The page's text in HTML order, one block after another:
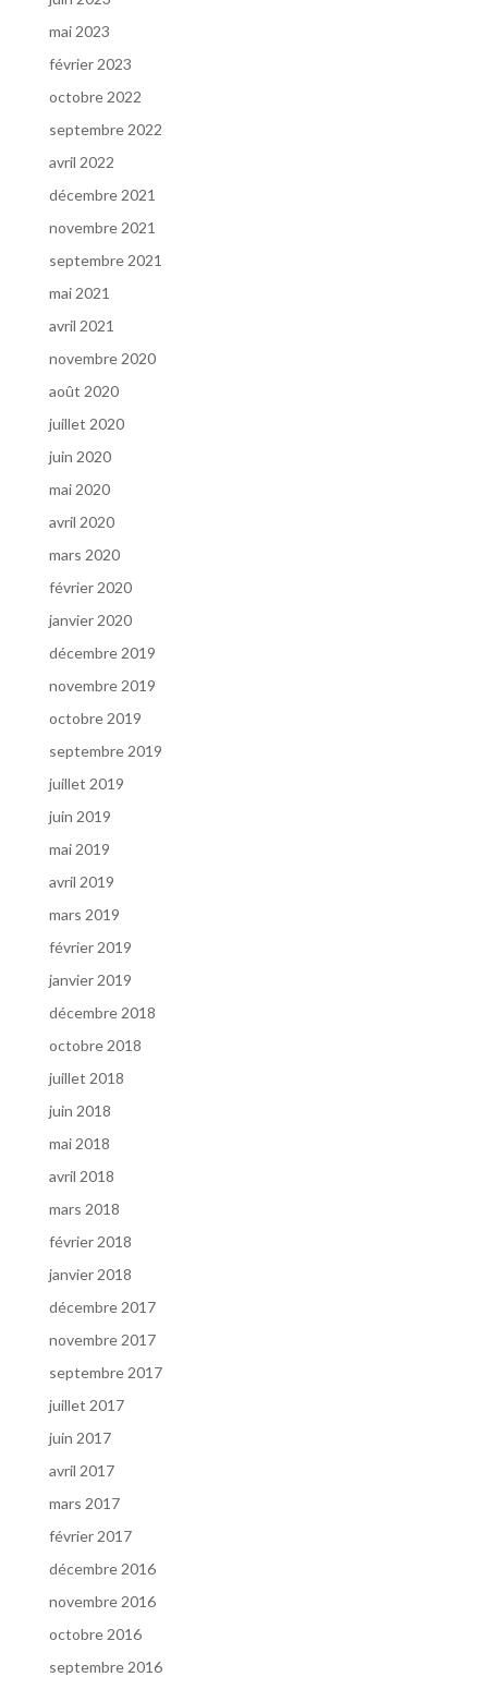
mai 2023
février 2023
octobre 2022
septembre 2022
avril 2022
décembre 2021
novembre 2021
septembre 2021
mai 2021
avril 2021
novembre 2020
août 2020
juillet 2020
juin 2020
mai 2020
avril 2020
mars 2020
février 2020
janvier 2020
décembre 2019
novembre 2019
octobre 2019
septembre 2019
juillet 2019
juin 2019
mai 2019
avril 2019
mars 2019
février 2019
janvier 2019
décembre 2018
octobre 2018
juillet 2018
juin 2018
mai 2018
avril 2018
mars 2018
février 2018
janvier 2018
décembre 2017
novembre 2017
septembre 2017
juillet 2017
juin 2017
avril 2017
mars 2017
février 2017
décembre 2016
novembre 2016
octobre 2016
septembre 2016